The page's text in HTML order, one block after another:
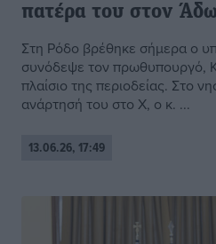
πατέρα του στον
Στη Ρόδο βρέθηκε σήμερα ο
συνόδεψε τον πρωθυπουργό,
πλαίσιο της περιοδείας. Στο
ανάρτησή του στο Χ, ο κ. ...
13.06.26, 17:49